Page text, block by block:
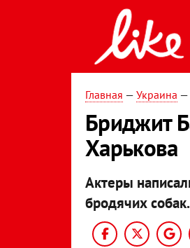
Главная — Украина —
Бриджит
Харькова
Актеры
бродячих собак.